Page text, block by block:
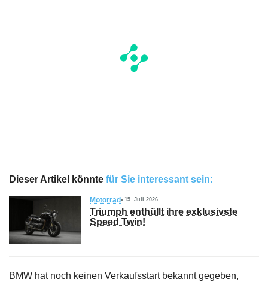
Dieser Artikel könnte für Sie interessant sein:
Motorrad 15. Juli 2026
Triumph enthüllt ihre exklusivste
Speed Twin!
BMW hat noch keinen Verkaufsstart bekannt gegeben,